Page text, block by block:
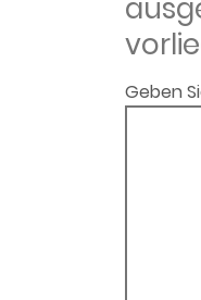
Geben